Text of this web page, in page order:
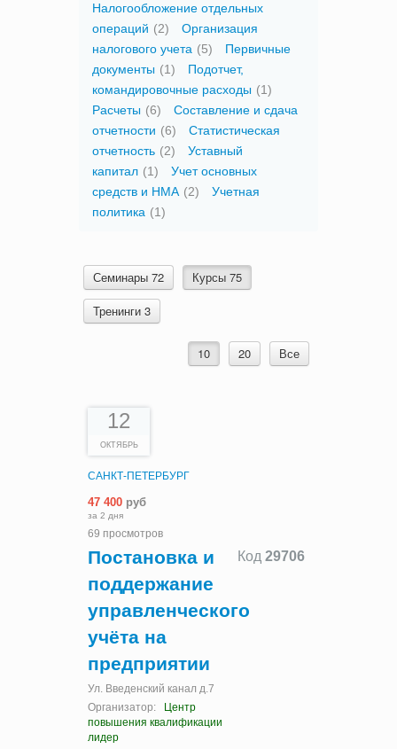
Налогообложение отдельных
операций (2)
Организация
налогового учета (5)
Первичные
документы (1)
Подотчет,
командировочные расходы (1)
Расчеты (6)
Составление и сдача
отчетности (6)
Статистическая
отчетность (2)
Уставный
капитал (1)
Учет основных
средств и НМА (2)
Учетная
политика (1)
Семинары 72
Курсы 75
Тренинги 3
10 20 Все
12
ОКТЯБРЬ
САНКТ-ПЕТЕРБУРГ
47 400 руб
за 2 дня
69 просмотров
Код 29706
Постановка и
поддержание
управленческого
учёта на
предприятии
Ул. Введенский канал д.7
Организатор:
Центр
повышения квалификации
лидер